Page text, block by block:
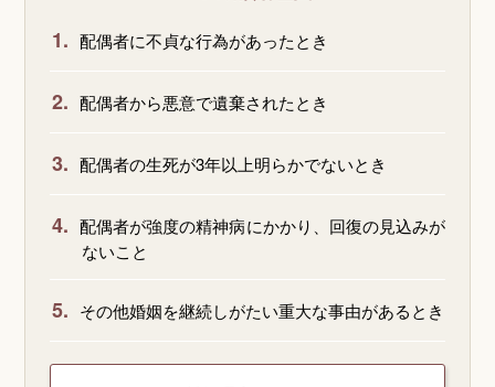
1. 配偶者に不貞な行為があったとき
2. 配偶者から悪意で遺棄されたとき
3. 配偶者の生死が3年以上明らかでないとき
4. 配偶者が強度の精神病にかかり、回復の見込みが
ないこと
5. その他婚姻を継続しがたい重大な事由があるとき